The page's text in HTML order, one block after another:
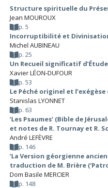
Structure spirituelle du
Jean MOUROUX
p. 5
Incorruptibilité et
Michel AUBINEAU
p. 25
Un Recueil significatif
Xavier LÉON-DUFOUR
p. 53
Le Péché originel et l’exégèse
Stanislas LYONNET
p. 63
‘Les Psaumes’ (Bible de
et notes de R. Tournay et R.
André LEFÈVRE
p. 146
‘La Version géorgienne
traduction de M. Brière
Dom Basile MERCIER
p. 148